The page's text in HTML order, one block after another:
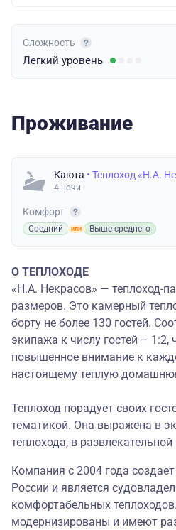
Сложность
Легкий уровень
Проживание
Каюта • Теплоход «Н.А.
4 ночи
Комфорт
Средний Выше среднего
О ТЕПЛОХОДЕ
«Н.А. Некрасов» — теплоход-
размеров. Это камерный
борту не более 130 гостей.
экипажа к числу гостей – 1:2,
повышенное внимание к
настоящему теплую
Теплоход порадует своих
тематикой. Она выражена в
теплохода, в
Компания с 2004 года
России и является
комфортабельных
модернизированы и имеют